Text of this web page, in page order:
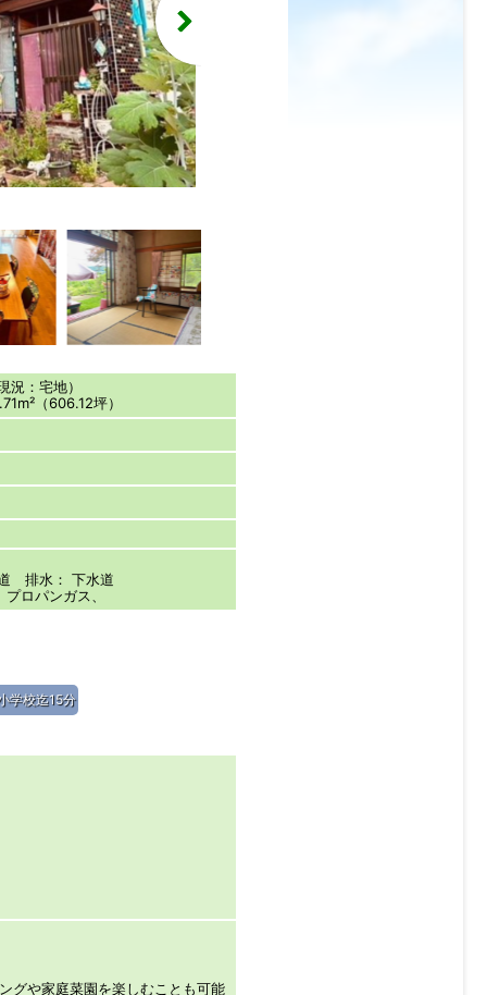
況：宅地）
（606.12坪）
排水： 下水道
ロパンガス、
学校迄15分
グや家庭菜園を楽しむことも可能